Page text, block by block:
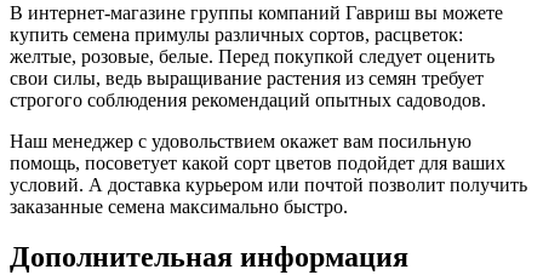
В интернет-магазине группы компаний Гавриш вы можете
купить семена примулы различных сортов, расцветок:
желтые, розовые, белые. Перед покупкой следует оценить
свои силы, ведь выращивание растения из семян требует
строгого соблюдения рекомендаций опытных садоводов.
Наш менеджер с удовольствием окажет вам посильную
помощь, посоветует какой сорт цветов подойдет для ваших
условий. А доставка курьером или почтой позволит получить
заказанные семена максимально быстро.
Дополнительная информация